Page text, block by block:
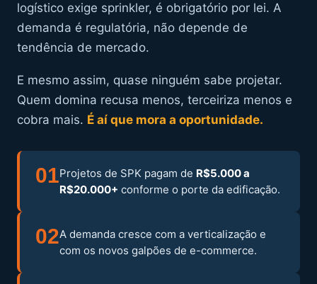
logístico exige sprinkler, é obrigatório por lei. A
demanda é regulatória, não depende de
tendência de mercado.
E mesmo assim, quase ninguém sabe projetar.
Quem domina recusa menos, terceiriza menos e
cobra mais. É aí que mora a oportunidade.
01Projetos de SPK pagam de R$5.000 a
R$20.000+ conforme o porte da edificação.
02A demanda cresce com a verticalização e
com os novos galpões de e-commerce.